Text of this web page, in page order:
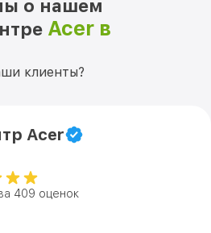
о нашем
Acer в
клиенты?
Acer
409 оценок